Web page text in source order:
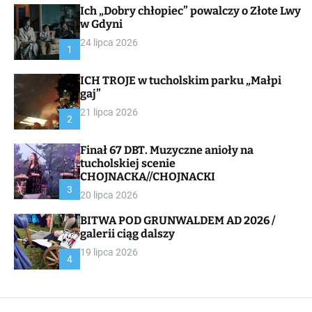
a
s
W
i
e
1
Ich „Dobry chłopiec” powalczy o Złote Lwy
w Gdyni
24 lipca 2026
2
ICH TROJE w tucholskim parku „Małpi
gaj”
21 lipca 2026
3
Finał 67 DBT. Muzyczne anioły na
tucholskiej scenie
CHOJNACKA//CHOJNACKI
20 lipca 2026
4
BITWA POD GRUNWALDEM AD 2026 /
galerii ciąg dalszy
19 lipca 2026